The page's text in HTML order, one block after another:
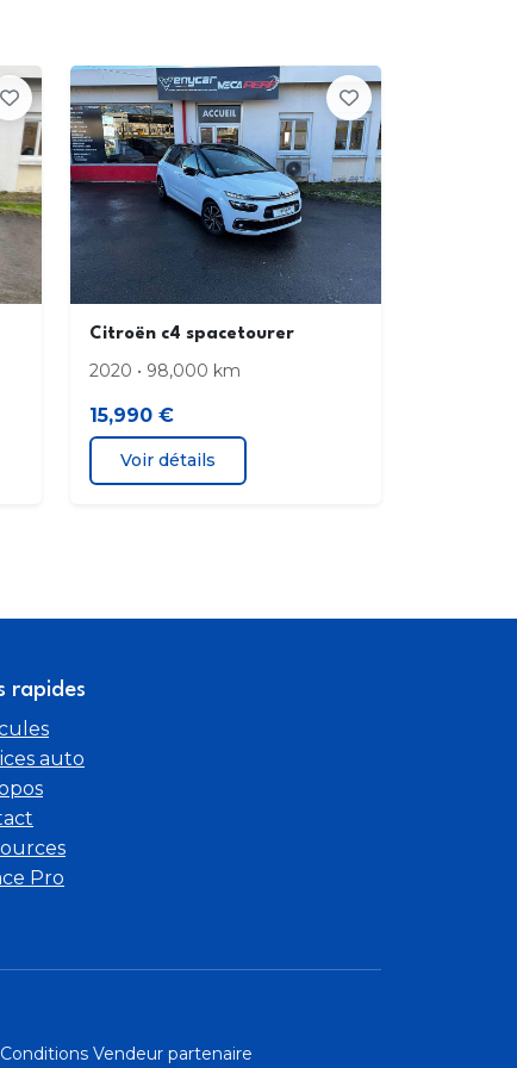
de sous-gonflage
main avec insert chrome
AV et AR électriques et
de coffre escamotable
de siège conducteur
de protection AV et AR Gris Anthra
et lunette AR surteintées
Citroën c4 spacetourer
2020 • 98,000 km
15,990 €
Voir détails
rapides
auto
Pro
Conditions Vendeur partenaire